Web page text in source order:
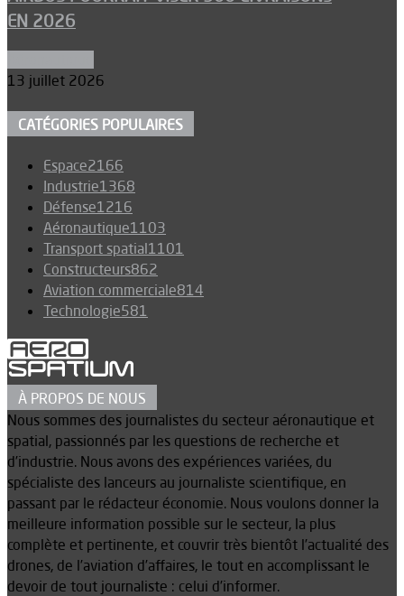
EN 2026
13 juillet 2026
CATÉGORIES POPULAIRES
Espace2166
Industrie1368
Défense1216
Aéronautique1103
Transport spatial1101
Constructeurs862
Aviation commerciale814
Technologie581
À PROPOS DE NOUS
Nous sommes des journalistes du secteur aéronautique et
spatial, passionnés par les questions de recherche et
d’industrie. Nous avons des expériences variées, du
spécialiste des lanceurs au journaliste scientifique, en
passant par le rédacteur économie. Nous voulons donner la
meilleure information possible sur le secteur, la plus
complète et pertinente, et couvrir très bientôt l’actualité des
drones, de l’aviation d’affaires, le tout en accomplissant le
devoir de tout journaliste : celui d’informer.